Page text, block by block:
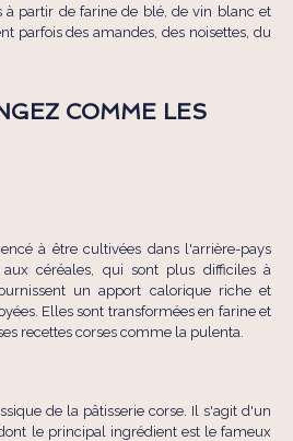
à partir de farine de blé, de vin blanc et
parfois des amandes, des noisettes, du
COMME LES
à être cultivées dans l'arrière-pays
céréales, qui sont plus difficiles à
un apport calorique riche et
Elles sont transformées en farine et
recettes corses comme la pulenta.
de la pâtisserie corse. Il s'agit d'un
le principal ingrédient est le fameux